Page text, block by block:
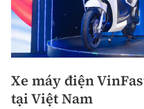
Xe máy điện
tại Việt Nam